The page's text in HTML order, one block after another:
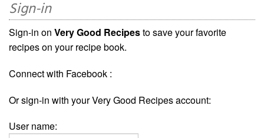
Sign-in
Sign-in on Very Good Recipesto save your favorite
recipes on your recipe book.
Connect with Facebook :
Or sign-in with your Very Good Recipes account:
User name: